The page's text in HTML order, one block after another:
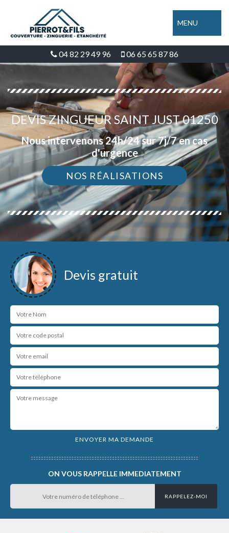
MENU
04 82 29 49 96 06 65 65 87 86
DEVIS ZINGUEUR SAINT JUST 01250
Nous intervenons 24h/24 sur 7j/7 en cas
d'urgence
NOS RÉALISATIONS
Devis gratuit
ON VOUS RAPPELLE IMMEDIATEMENT